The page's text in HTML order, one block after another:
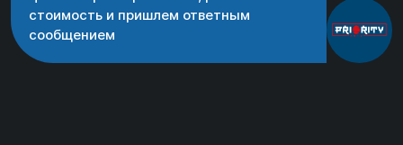
стоимость и пришлем ответным
сообщением